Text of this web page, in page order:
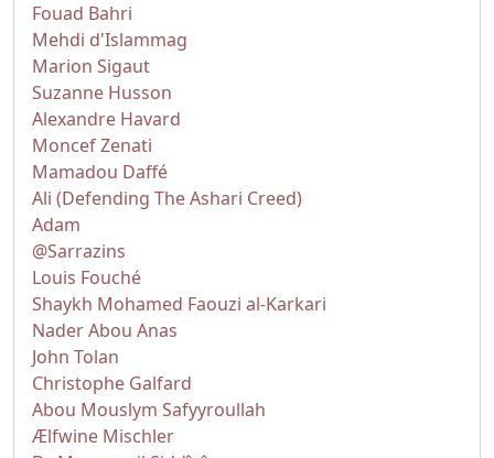
Fouad Bahri
Mehdi d'Islammag
Marion Sigaut
Suzanne Husson
Alexandre Havard
Moncef Zenati
Mamadou Daffé
Ali (Defending The Ashari Creed)
Adam
@Sarrazins
Louis Fouché
Shaykh Mohamed Faouzi al-Karkari
Nader Abou Anas
John Tolan
Christophe Galfard
Abou Mouslym Safyyroullah
Ælfwine Mischler